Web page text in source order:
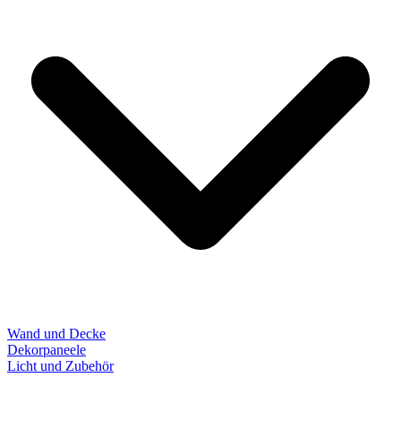
Wand und Decke
Dekorpaneele
Licht und Zubehör